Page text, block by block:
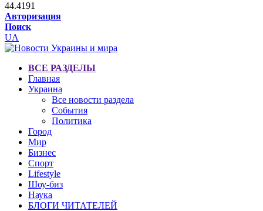
44.4191
Авторизация
Поиск
UA
ВСЕ РАЗДЕЛЫ
Главная
Украина
Все новости раздела
События
Политика
Город
Мир
Бизнес
Спорт
Lifestyle
Шоу-биз
Наука
БЛОГИ ЧИТАТЕЛЕЙ